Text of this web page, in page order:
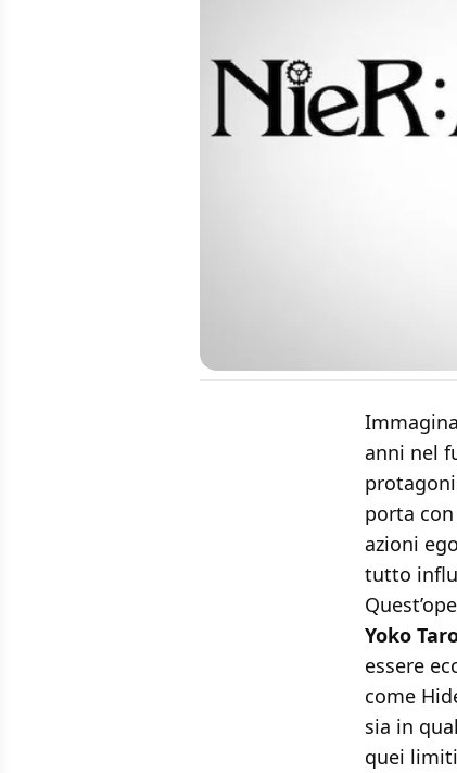
anni nel
porta
azioni
tutto
Yoko
essere
come
sia in
quei